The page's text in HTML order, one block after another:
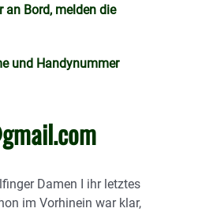
an Bord, melden die
und Handynummer
Damen I ihr letztes
im Vorhinein war klar,